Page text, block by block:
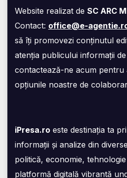
Website realizat de SC ARC
Contact: office@e-
să îți promovezi conținutul
atenția publicului informații
contactează-ne acum pentru
opțiunile noastre de
iPresa.ro este destinația ta
informații și analize din
politică, economie,
platformă digitală vibrantă